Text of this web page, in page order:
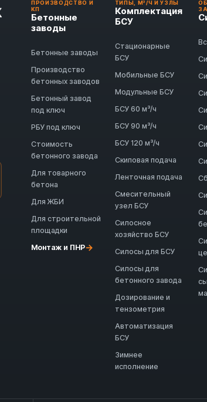
ПРОИЗВОДСТВО И
КП
Бетонные
заводы
Бетонные заводы
Производство
бетонных заводов
Бетонный завод
под ключ
РБУ под ключ
Стоимость
бетонного завода
Для товарного
бетона
Для ЖБИ
Для строительной
площадки
Монтаж и ПНР→
ТИПЫ, М³/Ч И УЗЛЫ
Комплектация
БСУ
Стационарные
БСУ
Мобильные БСУ
Модульные БСУ
БСУ 60 м³/ч
БСУ 90 м³/ч
БСУ 120 м³/ч
Скиповая подача
Ленточная подача
Смесительный
узел БСУ
Силосное
хозяйство БСУ
Силосы для БСУ
Силосы для
бетонного завода
Дозирование и
тензометрия
Автоматизация
БСУ
Зимнее
исполнение